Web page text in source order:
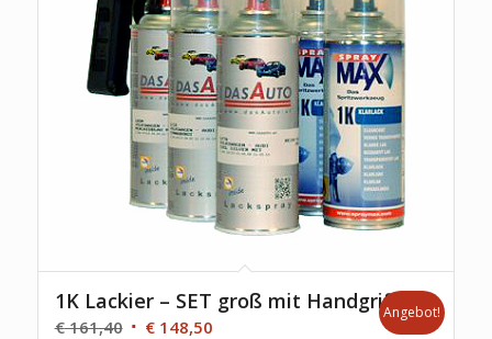
1K Lackier – SET groß mit Handgriff
€161,40 €148,50
Angebot!